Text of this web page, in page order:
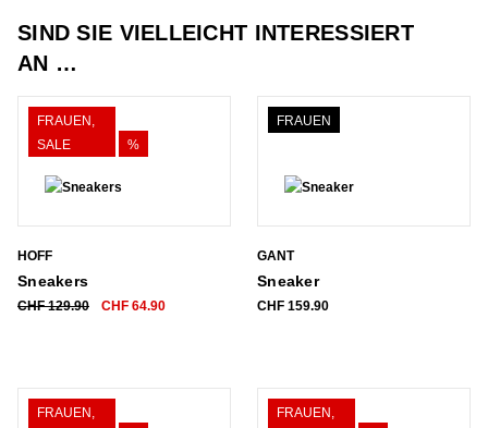
SIND SIE VIELLEICHT INTERESSIERT
AN …
FRAUEN,
SALE
%
HOFF
Sneakers
CHF129.90
Ursprünglicher
CHF 64.90Aktueller
FRAUEN
GANT
Sneaker
CHF 159.90
FRAUEN,
FRAUEN,